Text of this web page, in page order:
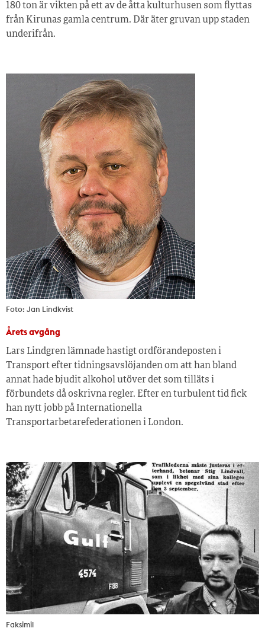
180 ton är vikten på ett av de åtta kulturhusen som flyttas
från Kirunas gamla centrum. Där äter gruvan upp staden
underifrån.
Foto: Jan Lindkvist
Årets avgång
Lars Lindgren lämnade hastigt ordförandeposten i
Transport efter tidningsavslöjanden om att han bland
annat hade bjudit alkohol utöver det som tilläts i
förbundets då oskrivna regler. Efter en turbulent tid fick
han nytt jobb på Internationella
Transportarbetarefederationen i London.
Faksimil